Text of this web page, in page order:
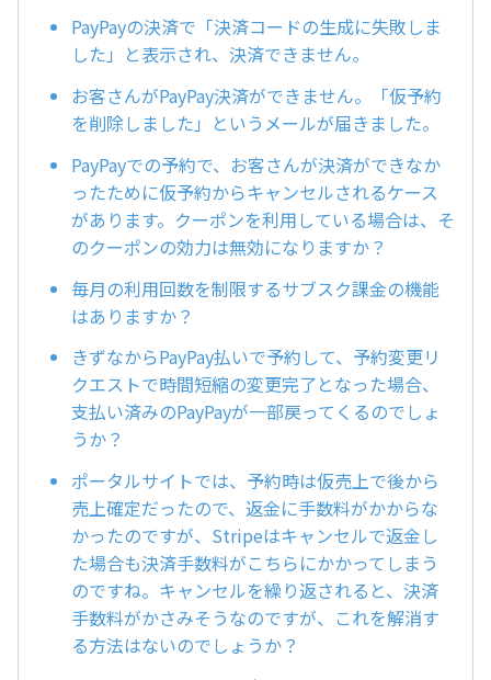
PayPayの決済で「決済コードの生成に失敗しま
した」と表示され、決済できません。
お客さんがPayPay決済ができません。「仮予約
を削除しました」というメールが届きました。
PayPayでの予約で、お客さんが決済ができなか
ったために仮予約からキャンセルされるケース
があります。クーポンを利用している場合は、そ
のクーポンの効力は無効になりますか？
毎月の利用回数を制限するサブスク課金の機能
はありますか？
きずなからPayPay払いで予約して、予約変更リ
クエストで時間短縮の変更完了となった場合、
支払い済みのPayPayが一部戻ってくるのでしょ
うか？
ポータルサイトでは、予約時は仮売上で後から
売上確定だったので、返金に手数料がかからな
かったのですが、Stripeはキャンセルで返金し
た場合も決済手数料がこちらにかかってしまう
のですね。キャンセルを繰り返されると、決済
手数料がかさみそうなのですが、これを解消す
る方法はないのでしょうか？